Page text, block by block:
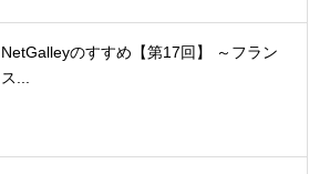
NetGalleyのすすめ【第17回】 ～フラン
ス...